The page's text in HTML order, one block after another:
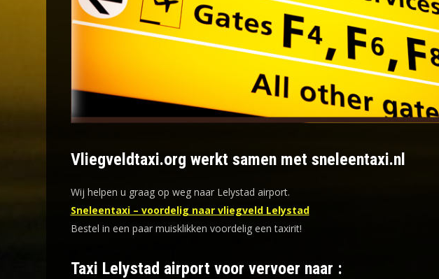
Vliegveldtaxi.org werkt samen met sneleentaxi.nl
Wij helpen u graag op weg naar Lelystad airport.
Sneleentaxi – voordelig naar vliegveld Lelystad
Bestel in een paar muisklikken voordelig een taxirit!
Taxi Lelystad airport voor vervoer naar :